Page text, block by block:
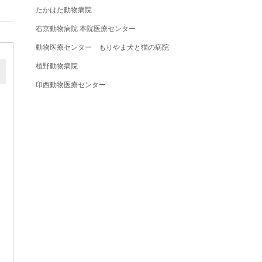
たかはた動物病院
右京動物病院 本院医療センター
動物医療センター もりやま犬と猫の病院
植野動物病院
印西動物医療センター